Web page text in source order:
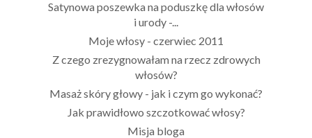
Satynowa poszewka na poduszkę dla włosów
i urody -...
Moje włosy - czerwiec 2011
Z czego zrezygnowałam na rzecz zdrowych
włosów?
Masaż skóry głowy - jak i czym go wykonać?
Jak prawidłowo szczotkować włosy?
Misja bloga